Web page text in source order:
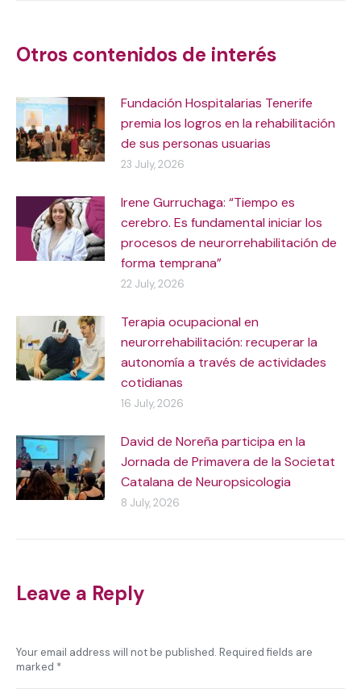
Otros contenidos de interés
Fundación Hospitalarias Tenerife
premia los logros en la rehabilitación
de sus personas usuarias
23 July, 2026
Irene Gurruchaga: “Tiempo es
cerebro. Es fundamental iniciar los
procesos de neurorrehabilitación de
forma temprana”
22 July, 2026
Terapia ocupacional en
neurorrehabilitación: recuperar la
autonomía a través de actividades
cotidianas
16 July, 2026
David de Noreña participa en la
Jornada de Primavera de la Societat
Catalana de Neuropsicologia
8 July, 2026
Leave a Reply
Your email address will not be published. Required fields are
marked *